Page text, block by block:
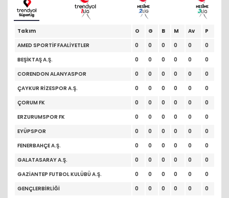
Takım O G B M Av
P
AMED SPORTİF FAALİYETLER
0 0 0 0 0
0
BEŞİKTAŞ A.Ş.
0 0 0 0 0
0
CORENDON ALANYASPOR
0 0 0 0 0
0
ÇAYKUR RİZESPOR A.Ş.
0 0 0 0 0
0
ÇORUM FK
0 0 0 0 0
0
ERZURUMSPOR FK
0 0 0 0 0
0
EYÜPSPOR
0 0 0 0 0
0
FENERBAHÇE A.Ş.
0 0 0 0 0
0
GALATASARAY A.Ş.
0 0 0 0 0
0
GAZİANTEP FUTBOL KULÜBÜ A.Ş.
0 0 0 0 0
0
GENÇLERBİRLİĞİ
0 0 0 0 0
0